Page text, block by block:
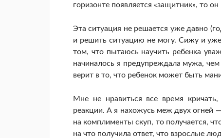
горизонте появляется «защитник», то он
Эта ситуация не решается уже давно
и решить ситуацию не могу. Сижу и
том, что пытаюсь научить ребенка
начиналось я предупреждала мужа,
верит в то, что ребенок может быть
Мне не нравиться все время
реакции. А я нахожусь меж двух огней
на комплименты скуп, то получается,
на что получила ответ, что взрослые